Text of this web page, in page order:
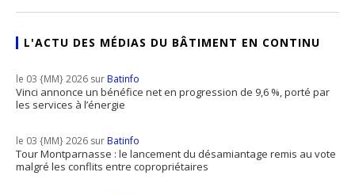
L'ACTU DES MÉDIAS DU BÂTIMENT EN CONTINU
le 03 {MM} 2026 surBatinfo
Vinci annonce un bénéfice net en progression de 9,6 %, porté par
les services à l’énergie
le 03 {MM} 2026 surBatinfo
Tour Montparnasse : le lancement du désamiantage remis au vote
malgré les conflits entre copropriétaires